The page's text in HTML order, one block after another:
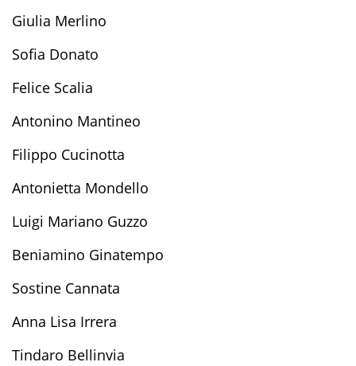
Giulia Merlino
Sofia Donato
Felice Scalia
Antonino Mantineo
Filippo Cucinotta
Antonietta Mondello
Luigi Mariano Guzzo
Beniamino Ginatempo
Sostine Cannata
Anna Lisa Irrera
Tindaro Bellinvia